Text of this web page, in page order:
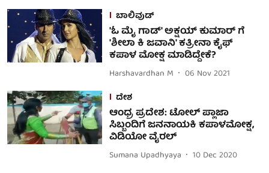
ಬಾಲಿವುಡ್
'ಓ ಮೈ ಗಾಡ್' ಅಕ್ಷಯ್ ಕುಮಾರ್ ಗೆ
'ಶೀಲಾ ಕಿ ಜವಾನಿ' ಕತ್ರೀನಾ ಕೈಫ್
ಕಪಾಳ ಮೋಕ್ಷ ಮಾಡಿದ್ದೇಕೆ?
Harshavardhan M
06 Nov 2021
ದೇಶ
ಆಂಧ್ರ ಪ್ರದೇಶ: ಟೋಲ್ ಪ್ಲಾಜಾ
ಸಿಬ್ಬಂದಿಗೆ ಜನನಾಯಕಿ ಕಪಾಳಮೋಕ್ಷ,
ವಿಡಿಯೋ ವೈರಲ್
Sumana Upadhyaya 10 Dec 2020